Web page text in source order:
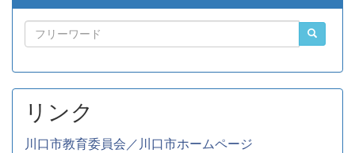
リンク
川口市教育委員会／川口市ホームページ